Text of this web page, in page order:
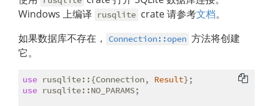
Windows 上编译
rusqlite crate 请参考文档。
如果数据库不存在，
Connection::open 方法将创建
它。
use rusqlite::{Connection, Result
use rusqlite::NO_PARAMS;